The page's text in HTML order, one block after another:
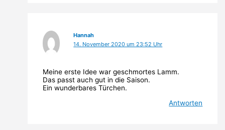
Hannah
14. November 2020 um 23:52 Uhr
Meine erste Idee war geschmortes Lamm.
Das passt auch gut in die Saison.
Ein wunderbares Türchen.
Antworten